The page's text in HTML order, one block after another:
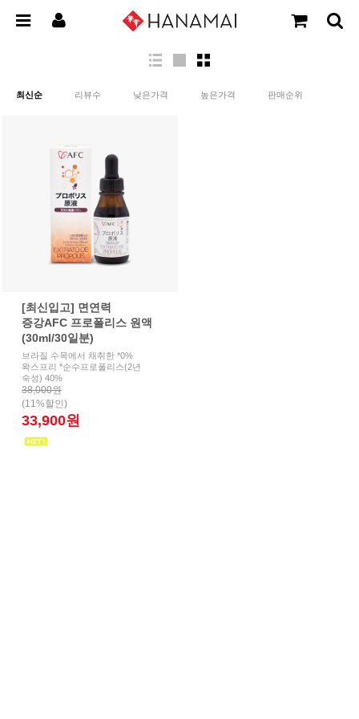
최신순 리뷰수 낮은가격 높은가격 판매순위
[최신입고] 면연력
증강AFC 프로폴리스 원액
(30ml/30일분)
브라질 수목에서 채취한 *0%
왁스프리 *순수프로폴리스(2년
숙성) 40%
38,000원
(11%할인)
33,900원